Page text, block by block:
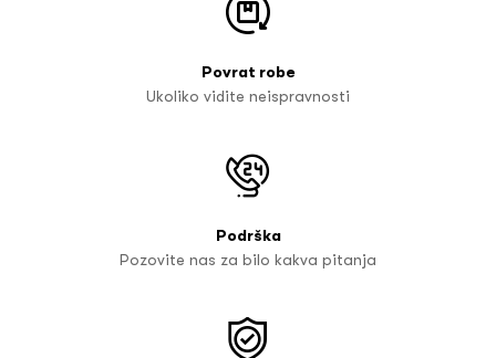
Povrat robe
Ukoliko vidite neispravnosti
Podrška
Pozovite nas za bilo kakva pitanja